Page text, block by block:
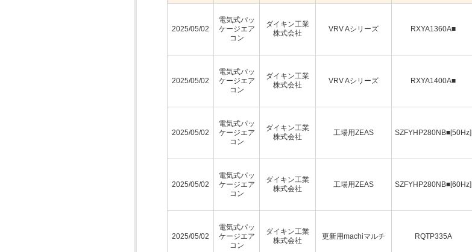
2025/05/02
電気式パッ
ケージエア
コン
ダイキン工業
株式会社
VRV Aシリーズ RXYA1360A■
2025/05/02
電気式パッ
ケージエア
コン
ダイキン工業
株式会社
VRV Aシリーズ RXYA1400A■
2025/05/02
電気式パッ
ケージエア
コン
ダイキン工業
株式会社
工場用ZEAS SZFYHP280NB■[50Hz]
2025/05/02
電気式パッ
ケージエア
コン
ダイキン工業
株式会社
工場用ZEAS SZFYHP280NB■[60Hz]
2025/05/02
電気式パッ
ケージエア
コン
ダイキン工業
株式会社
更新用machiマルチ RQTP335A